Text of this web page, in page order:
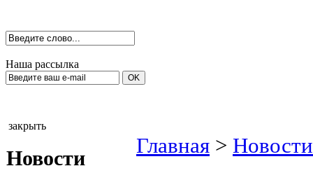
Наша рассылка
закрыть
Новости
Главная >